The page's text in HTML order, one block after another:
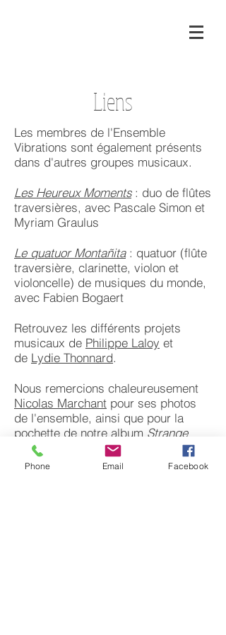
Liens
Les membres de l'Ensemble
Vibrations sont également présents
dans d'autres groupes musicaux.
Les Heureux Moments: duo de flûtes
traversières, avec Pascale Simon et
Myriam Graulus
Le quatuor Montañita: quatuor (flûte
traversière, clarinette, violon et
violoncelle) de musiques du monde,
avec Fabien Bogaert
Retrouvez les différents projets
musicaux de Philippe Laloy et
de Lydie Thonnard.
Nous remercions chaleureusement
Nicolas Marchant pour ses photos
de l'ensemble, ainsi que pour la
pochette de notre album Strange
Meeting
Phone Email Facebook